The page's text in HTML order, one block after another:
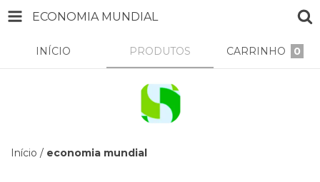
ECONOMIA MUNDIAL
INÍCIO PRODUTOS CARRINHO 0
Início / economia mundial